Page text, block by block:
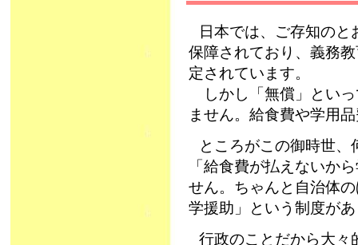
日本では、ご存知の
保障されており、義務
定されています。
しかし「無償」といっ
ません。給食費や学用
ところがこの御時世
「給食費が払えないか
せん。ちゃんと自治体
学援助」という制度が
行政のことだから大々